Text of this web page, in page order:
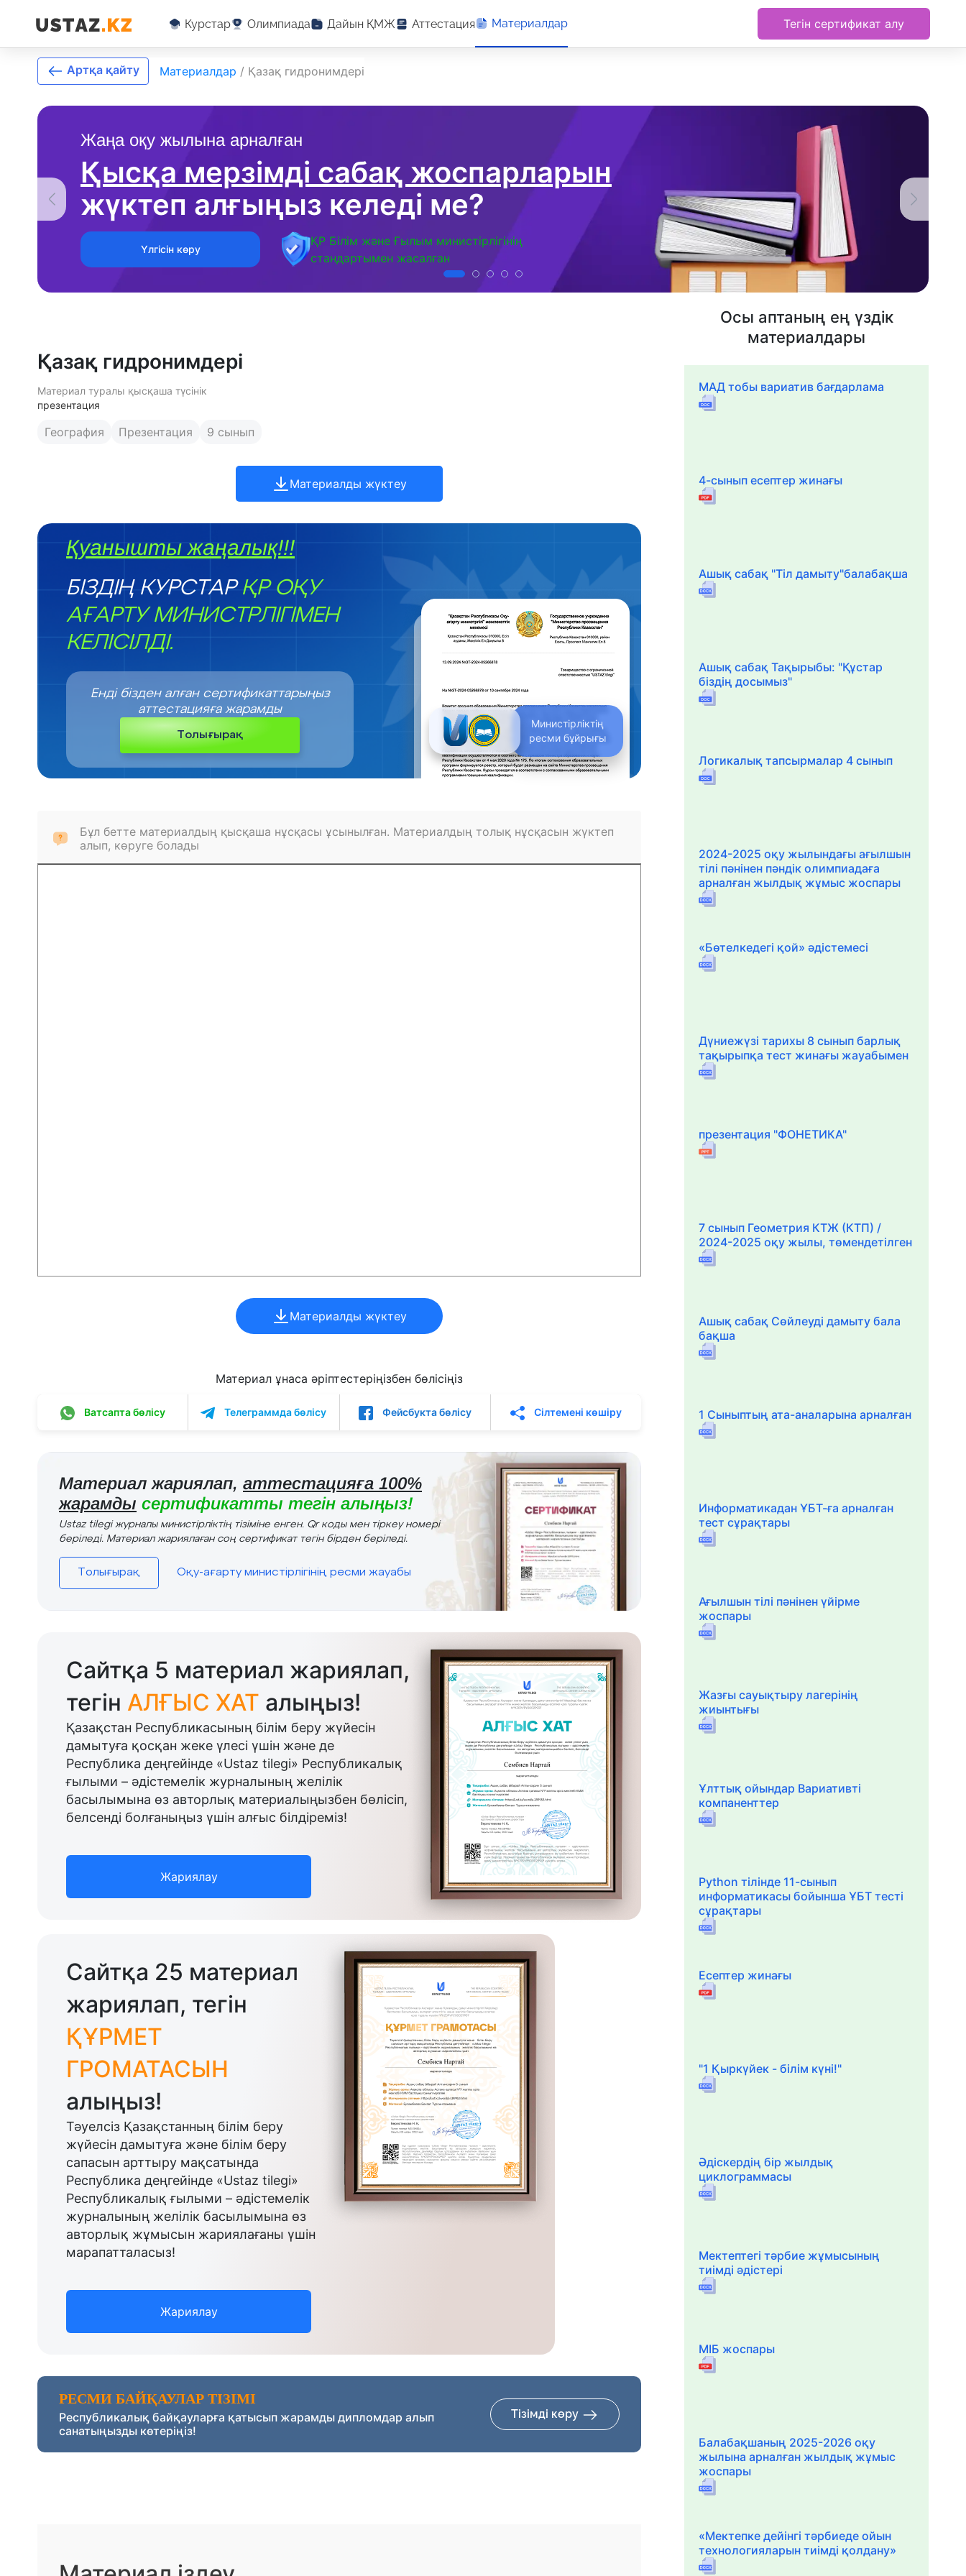
Курстар Олимпиада Дайын ҚМЖ Аттестация Материалдар Тегін сертификат алу
Жаңа оқу жылына арналған
Қысқа мерзімді сабақ жоспарларын
жүктеп алғыңыз келеді ме?
Үлгісін көру
ҚР Білім және Ғылым министірлігінің
стандартымен жасалған
Артқа қайту Материалдар / Қазақ гидронимдері
Қазақ гидронимдері
Материал туралы қысқаша түсінік
презентация
География Презентация 9 сынып
Материалды жүктеу
Қуанышты жаңалық!!!
БІЗДІҢ КУРСТАР ҚР ОҚУ
АҒАРТУ МИНИСТРЛІГІМЕН
КЕЛІСІЛДІ.
Министірліктің
ресми бұйрығы
Енді бізден алған сертификаттарыңыз
аттестацияға жарамды
Толығырақ
Бұл бетте материалдың қысқаша нұсқасы ұсынылған. Материалдың толық нұсқасын жүктеп
алып, көруге болады
Материалды жүктеу
Материал ұнаса әріптестеріңізбен бөлісіңіз
Ватсапта бөлісу Телеграммда бөлісу Фейсбукта бөлісу Сілтемені көшіру
Материал жариялап, аттестацияға 100%
жарамды сертификатты тегін алыңыз!
Ustaz tilegi журналы министірліктің тізіміне енген. Qr коды мен тіркеу номері
беріледі. Материал жариялаған соң сертификат тегін бірден беріледі.
Толығырақ Оқу-ағарту министірлігінің ресми жауабы
Сайтқа 5 материал жариялап,
тегін АЛҒЫС ХАТ алыңыз!
Қазақстан Республикасының білім беру жүйесін
дамытуға қосқан жеке үлесі үшін және де
Республика деңгейінде «Ustaz tilegi» Республикалық
ғылыми – әдістемелік журналының желілік
басылымына өз авторлық материалыңызбен бөлісіп,
белсенді болғаныңыз үшін алғыс білдіреміз!
Жариялау
Сайтқа 25 материал
жариялап, тегін
ҚҰРМЕТ
ГРОМАТАСЫН
алыңыз!
Тәуелсіз Қазақстанның білім беру
жүйесін дамытуға және білім беру
сапасын арттыру мақсатында
Республика деңгейінде «Ustaz tilegi»
Республикалық ғылыми – әдістемелік
журналының желілік басылымына өз
авторлық жұмысын жариялағаны үшін
марапатталасыз!
Жариялау
РЕСМИ БАЙҚАУЛАР ТІЗІМІ
Республикалық байқауларға қатысып жарамды дипломдар алып
санатыңызды көтеріңіз!
Тізімді көру
Осы аптаның ең үздік
материалдары
МАД тобы вариатив бағдарлама
4-сынып есептер жинағы
Ашық сабақ "Тіл дамыту"балабақша
Ашық сабақ Тақырыбы: "Құстар
біздің досымыз"
Логикалық тапсырмалар 4 сынып
2024-2025 оқу жылындағы ағылшын
тілі пәнінен пәндік олимпиадаға
арналған жылдық жұмыс жоспары
«Бөтелкедегі қой» әдістемесі
Дүниежүзі тарихы 8 сынып барлық
тақырыпқа тест жинағы жауабымен
презентация "ФОНЕТИКА"
7 сынып Геометрия КТЖ (КТП) /
2024-2025 оқу жылы, төмендетілген
Ашық сабақ Сөйлеуді дамыту бала
бақша
1 Сыныптың ата-аналарына арналған
Информатикадан ҰБТ-ға арналған
тест сұрақтары
Ағылшын тілі пәнінен үйірме
жоспары
Жазғы сауықтыру лагерінің
жиынтығы
Ұлттық ойындар Вариативті
компаненттер
Python тілінде 11-сынып
информатикасы бойынша ҰБТ тесті
сұрақтары
Есептер жинағы
"1 Қыркүйек - білім күні!"
Әдіскердің бір жылдық
циклограммасы
Мектептегі тәрбие жұмысының
тиімді әдістері
МІБ жоспары
Балабақшаның 2025-2026 оқу
жылына арналған жылдық жұмыс
жоспары
«Мектепке дейінгі тәрбиеде ойын
технологияларын тиімді қолдану»